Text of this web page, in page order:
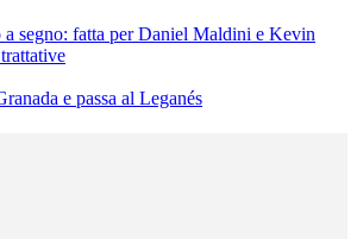
segno: fatta per Daniel Maldini e Kevin
e passa al Leganés